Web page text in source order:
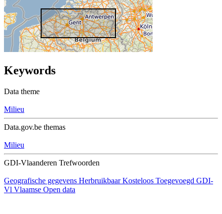
Keywords
Data theme
Milieu
Data.gov.be themas
Milieu
GDI-Vlaanderen Trefwoorden
Geografische gegevens Herbruikbaar Kosteloos Toegevoegd GDI-
Vl Vlaamse Open data